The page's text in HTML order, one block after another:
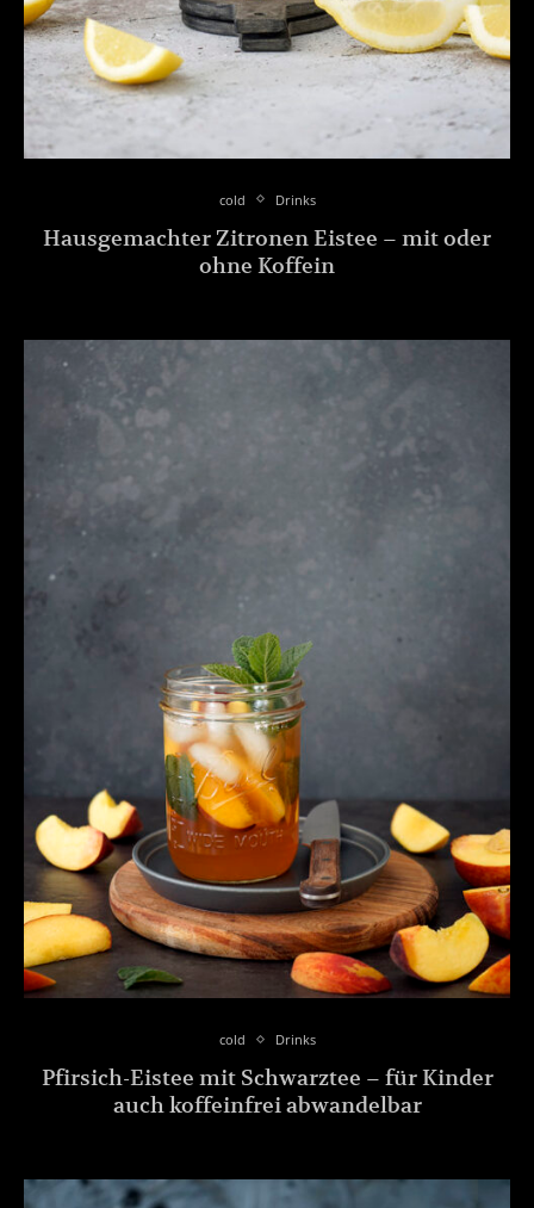
cold Drinks
Hausgemachter Zitronen Eistee – mit oder
ohne Koffein
cold Drinks
Pfirsich-Eistee mit Schwarztee – für Kinder
auch koffeinfrei abwandelbar